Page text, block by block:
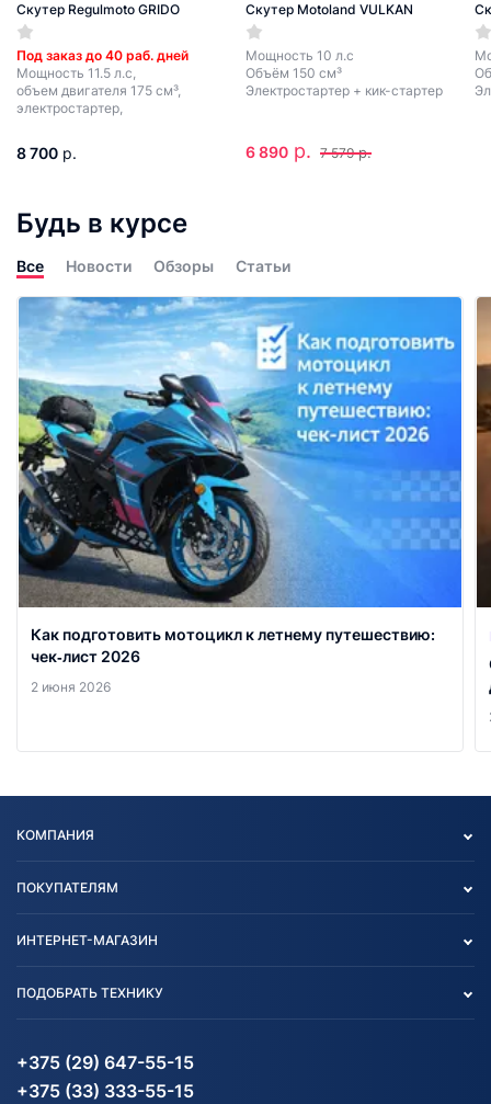
Скутер Regulmoto GRIDO
Под заказ до 40 раб. дней
Мощность 11.5 л.с,
объем двигателя 175 см³,
электростартер,
8 700 р.
Скутер Motoland VULKAN
Мощность 10 л.с
Объём 150 см³
Электростартер + кик-стартер
6 890 р. 7 579 р.
Будь в курсе
Все Новости Обзоры Статьи
Как подготовить мотоцикл к летнему путешествию:
чек‑лист 2026
2 июня 2026
КОМПАНИЯ
Блог
Карта сайта
ПОКУПАТЕЛЯМ
Согласие на обработку
Информация до получения
согласия на обработку
ИНТЕРНЕТ-МАГАЗИН
Агротехника
Водный транспорт
Электротранспорт
ПОДОБРАТЬ ТЕХНИКУ
Агротехника
Электротранспорт
+375 (29) 647-55-15
+375 (33) 333-55-15